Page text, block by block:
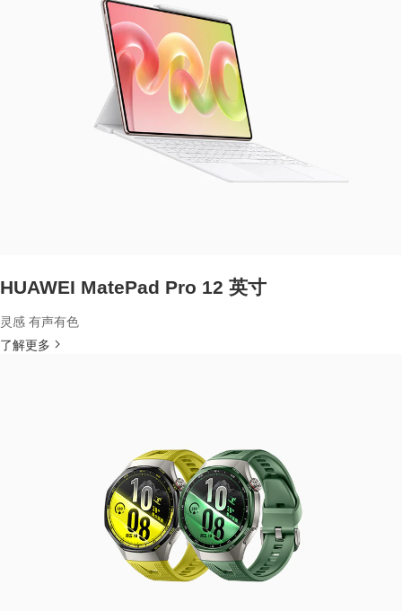
HUAWEI MatePad Pro 12 英寸
灵感 有声有色
了解更多